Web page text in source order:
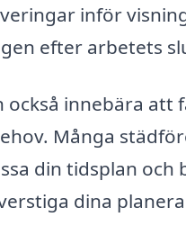
inför
efter arbetets
innebära att
Många
din tidsplan och
dina